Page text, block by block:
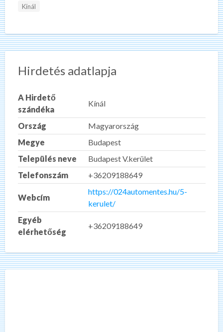
Kínál
Hirdetés adatlapja
A Hirdető
szándéka
Kínál
Ország
Magyarország
Megye
Budapest
Település neve
Budapest V.kerület
Telefonszám
+36209188649
Webcím
https://024automentes.hu/5-
kerulet/
Egyéb
elérhetőség
+36209188649